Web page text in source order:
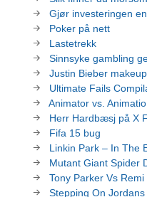
Gjør investeringen
Poker på nett
Lastetrekk
Sinnsyke gambling
Justin Bieber makeup
Ultimate Fails
Animator vs.
Herr Hardbæsj på X
Fifa 15 bug
Linkin Park – In The
Mutant Giant Spider
Tony Parker Vs Remi
Stepping On